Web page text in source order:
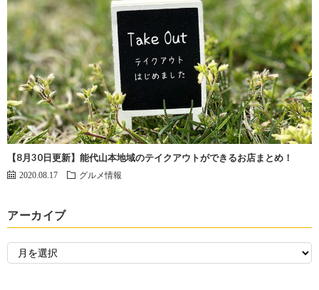
【8月30日更新】能代山本地域のテイクアウトができるお店まとめ！
2020.08.17 グルメ情報
アーカイブ